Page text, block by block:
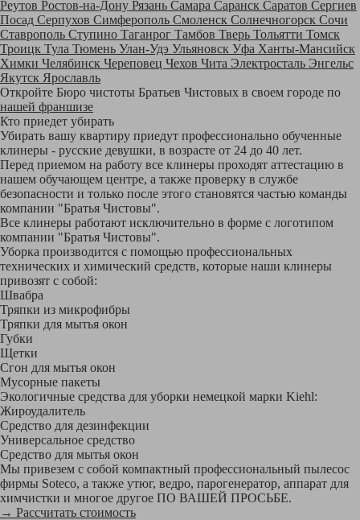
Реутов Ростов-на-Дону Рязань Самара Саранск Саратов Сергиев
Посад Серпухов Симферополь Смоленск Солнечногорск Сочи
Ставрополь Ступино Таганрог Тамбов Тверь Тольятти Томск
Троицк Тула Тюмень Улан-Удэ Ульяновск Уфа Ханты-Мансийск
Химки Челябинск Череповец Чехов Чита Электросталь Энгельс
Якутск Ярославль
Откройте Бюро чистоты Братьев Чистовых в своем городе по
нашей франшизе
Кто приедет убирать
Убирать вашу квартиру приедут профессионально обученные
клинеры - русские девушки, в возрасте от 24 до 40 лет.
Перед приемом на работу все клинеры проходят аттестацию в
нашем обучающем центре, а также проверку в службе
безопасности и только после этого становятся частью команды
компании "Братья Чистовы".
Все клинеры работают исключительно в форме с логотипом
компании "Братья Чистовы".
Уборка производится с помощью профессиональных
технических и химический средств, которые наши клинеры
привозят с собой:
Швабра
Тряпки из микрофибры
Тряпки для мытья окон
Губки
Щетки
Сгон для мытья окон
Мусорные пакеты
Экологичные средства для уборки немецкой марки Kiehl:
Жироудалитель
Средство для дезинфекции
Универсальное средство
Средство для мытья окон
Мы привезем с собой компактный профессиональный пылесос
фирмы Soteco, а также утюг, ведро, парогенератор, аппарат для
химчистки и многое другое ПО ВАШЕЙ ПРОСЬБЕ.
→ Рассчитать стоимость